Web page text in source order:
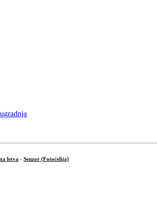
letva - Senzor (Fotoćelija)